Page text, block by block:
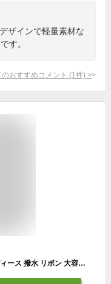
ザインで軽量素材な
す。
のおすすめコメント (1 件) >
全国送料無料 楽天1位 リュックサック レディース 撥水 リボン 大容量 マザーズバッグ マザーズリュック pc バックパック 大容量 ポケット 多い 高密度 大人可愛い 軽量 A4 黒 通勤 旅行 ジム 誕生日 母の日 プレゼント